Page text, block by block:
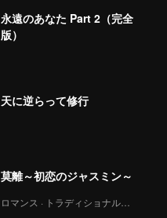
永遠のあなた Part 2（完全
版）
天に逆らって修行
莫離～初恋のジャスミン～
ロマンス · トラディショナル・コスチューム